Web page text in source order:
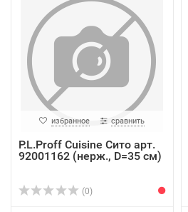
избранное сравнить
P.L.Proff Cuisine Сито арт.
92001162 (нерж., D=35 см)
(0)